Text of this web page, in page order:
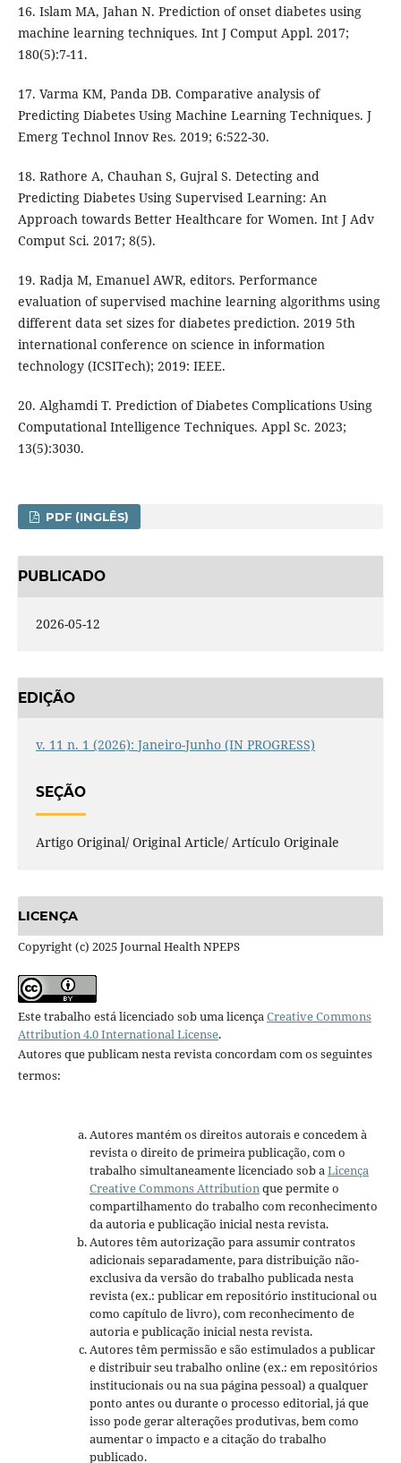
16. Islam MA, Jahan N. Prediction of onset diabetes using
machine learning techniques. Int J Comput Appl. 2017;
180(5):7-11.
17. Varma KM, Panda DB. Comparative analysis of
Predicting Diabetes Using Machine Learning Techniques. J
Emerg Technol Innov Res. 2019; 6:522-30.
18. Rathore A, Chauhan S, Gujral S. Detecting and
Predicting Diabetes Using Supervised Learning: An
Approach towards Better Healthcare for Women. Int J Adv
Comput Sci. 2017; 8(5).
19. Radja M, Emanuel AWR, editors. Performance
evaluation of supervised machine learning algorithms using
different data set sizes for diabetes prediction. 2019 5th
international conference on science in information
technology (ICSITech); 2019: IEEE.
20. Alghamdi T. Prediction of Diabetes Complications Using
Computational Intelligence Techniques. Appl Sc. 2023;
13(5):3030.
PDF (INGLÊS)
PUBLICADO
2026-05-12
EDIÇÃO
v. 11 n. 1 (2026): Janeiro-Junho (IN PROGRESS)
SEÇÃO
Artigo Original/ Original Article/ Artículo Originale
LICENÇA
Copyright (c) 2025 Journal Health NPEPS
Este trabalho está licenciado sob uma licençaCreative Commons
Attribution 4.0 International License.
Autores que publicam nesta revista concordam com os seguintes
termos:
Autores mantém os direitos autorais e concedem à
revista o direito de primeira publicação, com o
trabalho simultaneamente licenciado sob aLicença
Creative Commons Attributionque permite o
compartilhamento do trabalho com reconhecimento
da autoria e publicação inicial nesta revista.
Autores têm autorização para assumir contratos
adicionais separadamente, para distribuição não-
exclusiva da versão do trabalho publicada nesta
revista (ex.: publicar em repositório institucional ou
como capítulo de livro), com reconhecimento de
autoria e publicação inicial nesta revista.
Autores têm permissão e são estimulados a publicar
e distribuir seu trabalho online (ex.: em repositórios
institucionais ou na sua página pessoal) a qualquer
ponto antes ou durante o processo editorial, já que
isso pode gerar alterações produtivas, bem como
aumentar o impacto e a citação do trabalho
publicado.